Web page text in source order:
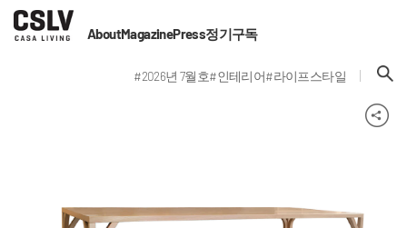
AboutMagazinePress정기구독
#2026년 7월호#인테리어#라이프스타일